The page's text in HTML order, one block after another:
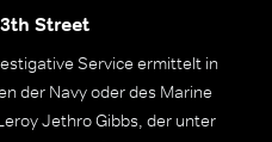
Street
Service ermittelt in
der Navy oder des Marine
Jethro Gibbs, der unter